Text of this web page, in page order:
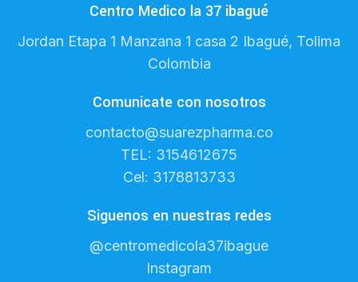
Centro Medico la 37 ibagué
Jordan Etapa 1 Manzana 1 casa 2 Ibagué, Tolima
Colombia
Comunicate con nosotros
contacto@suarezpharma.co
TEL: 3154612675
Cel: 3178813733
Siguenos en nuestras redes
@centromedicola37ibague
Instagram